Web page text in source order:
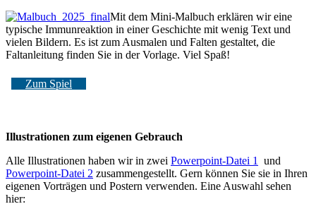
Mit dem Mini-Malbuch erklären wir eine
typische Immunreaktion in einer Geschichte mit wenig Text und
vielen Bildern. Es ist zum Ausmalen und Falten gestaltet, die
Faltanleitung finden Sie in der Vorlage. Viel Spaß!
Zum Spiel
Illustrationen zum eigenen Gebrauch
Alle Illustrationen haben wir in zwei Powerpoint-Datei 1
und
Powerpoint-Datei 2 zusammengestellt. Gern können Sie sie in Ihren
eigenen Vorträgen und Postern verwenden. Eine Auswahl sehen
hier: